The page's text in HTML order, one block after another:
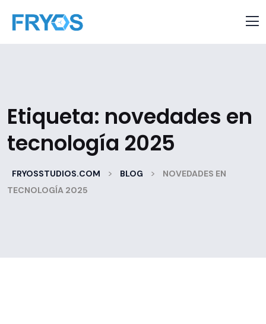
Etiqueta: novedades en
tecnología 2025
FRYOSSTUDIOS.COM > BLOG >
NOVEDADES EN
TECNOLOGÍA 2025